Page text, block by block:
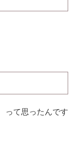
って思ったんです